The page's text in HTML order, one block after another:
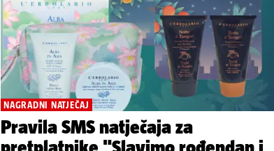
NAGRADNI NATJEČAJ
Pravila SMS natječaja za